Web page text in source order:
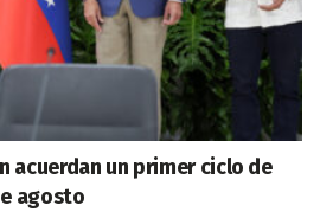
acuerdan un primer ciclo de
agosto